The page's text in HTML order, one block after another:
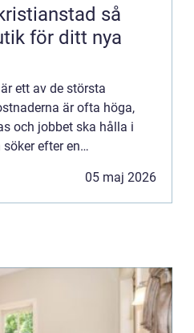
så
för ditt nya
ett av de största
är ofta höga,
och jobbet ska hålla i
efter en
try...
05 maj 2026